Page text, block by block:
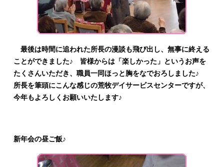
最後は時間に追われた所長の漫談も飛び出し、無事に終える
ことができました♪ 皆様からは「楽しかった」というお声を
たくさんいただき、職員一同ほっと胸をなでおろしました♪
所長を筆頭にこんな感じの荒牧デイサービスセンターですが、
今年もよろしくお願いいたします♪
新年会の昼ご飯♪